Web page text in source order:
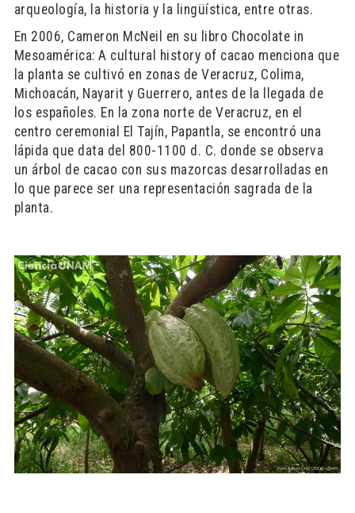
arqueología, la historia y la lingüística, entre otras.
En 2006, Cameron McNeil en su libro Chocolate in
Mesoamérica: A cultural history of cacao menciona que
la planta se cultivó en zonas de Veracruz, Colima,
Michoacán, Nayarit y Guerrero, antes de la llegada de
los españoles. En la zona norte de Veracruz, en el
centro ceremonial El Tajín, Papantla, se encontró una
lápida que data del 800-1100 d. C. donde se observa
un árbol de cacao con sus mazorcas desarrolladas en
lo que parece ser una representación sagrada de la
planta.